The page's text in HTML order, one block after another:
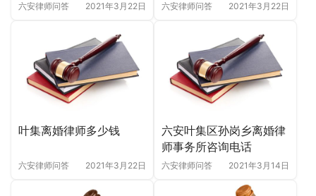
六安律师问答 2021年3月22日 六安律师问答 2021年3月22日
叶集离婚律师多少钱
六安律师问答 2021年3月22日
六安叶集区孙岗乡离婚律
师事务所咨询电话
六安律师问答 2021年3月14日